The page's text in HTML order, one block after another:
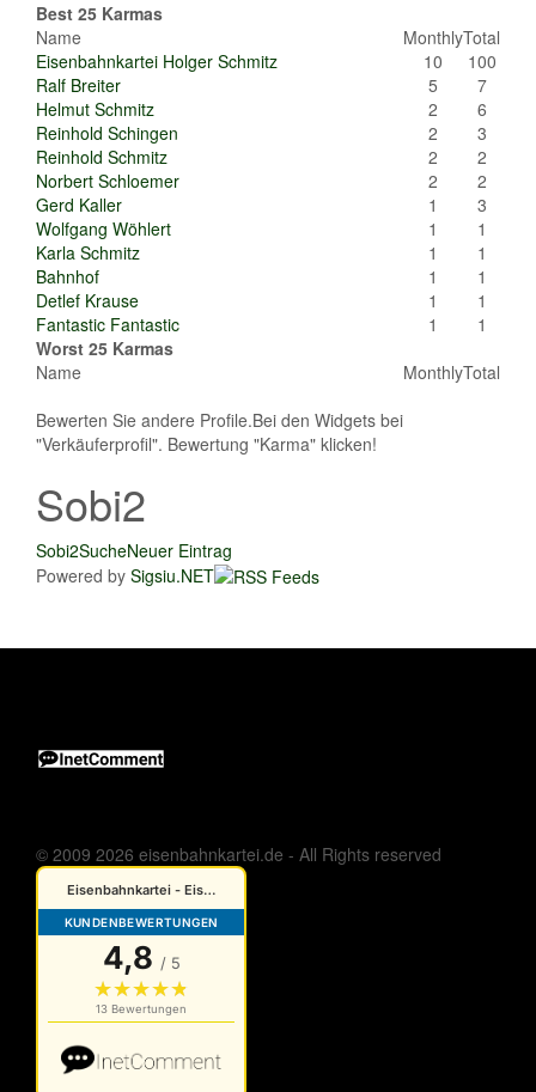
Best 25 Karmas
Name
MonthlyTotal
Eisenbahnkartei Holger Schmitz
10
100
Ralf Breiter
5
7
Helmut Schmitz
2
6
Reinhold Schingen
2
3
Reinhold Schmitz
2
2
Norbert Schloemer
2
2
Gerd Kaller
1
3
Wolfgang Wöhlert
1
1
Karla Schmitz
1
1
Bahnhof
1
1
Detlef Krause
1
1
Fantastic Fantastic
1
1
Worst 25 Karmas
Name
MonthlyTotal
Bewerten Sie andere Profile.Bei den Widgets bei
"Verkäuferprofil". Bewertung "Karma" klicken!
Sobi2
Sobi2SucheNeuer Eintrag
Powered by Sigsiu.NET
© 2009 2026 eisenbahnkartei.de - All Rights reserved